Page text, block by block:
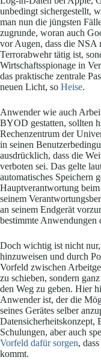
unbedingt sichergestellt,
man nun die jüngsten
zugrunde, woran auch
vor Augen, dass die NSA
Terrorabwehr tätig ist,
Wirtschaftsspionage in
das praktische zentrale
neuen Licht, so Heise.
Anwender wie auch
BYOD gestatten, sollten
Rechenzentrum der
in seinen
ausdrücklich, dass die
verboten sei. Das gelte
automatisches Speichern
Hauptverantwortung
seinem
an seinem Endgerät
bestimmte Anwendungen
Doch wichtig ist nicht
hinzuweisen und durch
Vorfeld zwischen
zu schieben, sondern
den Weg zu geben. Hier
Anwender ist, der die
seines Gerätes selber
Datensicherheitskonzept,
Schulungen, aber auch
Vorfeld dafür sorgen,
kommt.